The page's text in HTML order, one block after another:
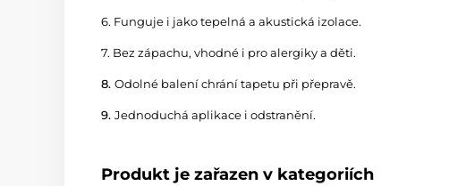
6. Funguje i jako tepelná a akustická izolace.
7. Bez zápachu, vhodné i pro alergiky a děti.
8. Odolné balení chrání tapetu při přepravě.
9. Jednoduchá aplikace i odstranění.
Produkt je zařazen v kategoriích